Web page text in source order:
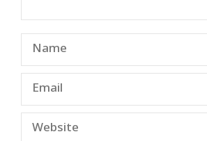
Name
Email
Website